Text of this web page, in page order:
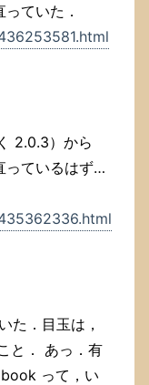
ていた．
2.0.3）から
っているはず…
た．目玉は，
と． あっ．有
って，い